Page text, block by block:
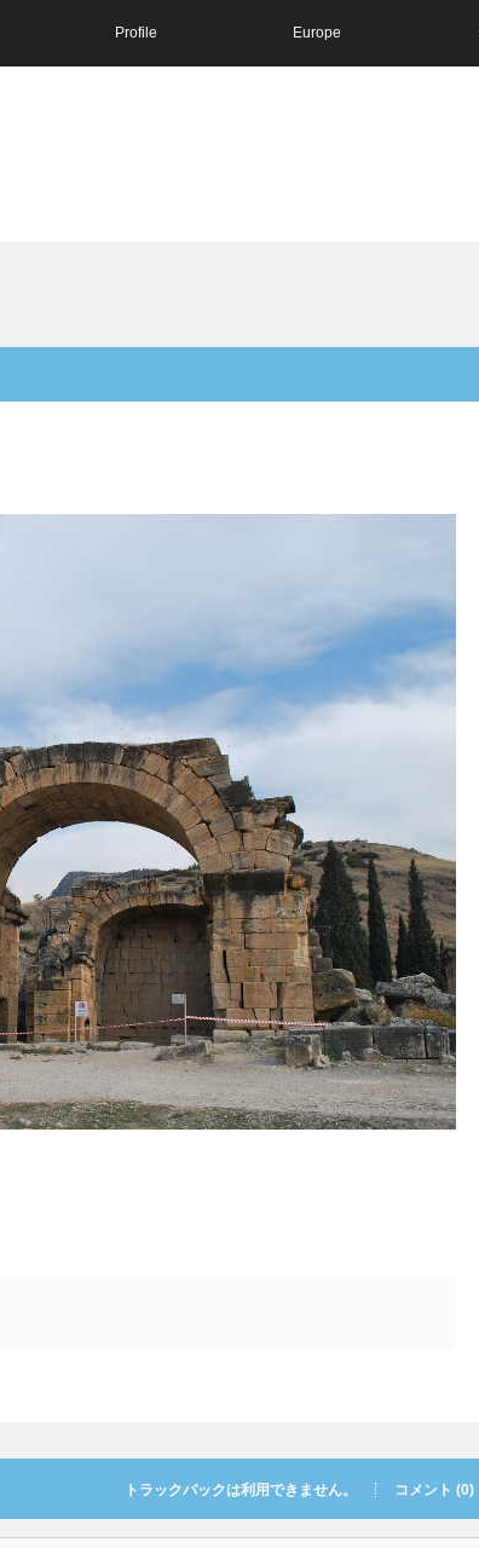
Profile Europe
トラックバックは利用できません。 コメント (0)